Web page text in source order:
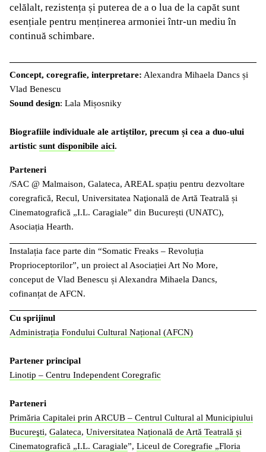
celălalt, rezistența și puterea de a o lua de la capăt sunt
esențiale pentru menținerea armoniei într-un mediu în
continuă schimbare.
Concept, coregrafie, interpretare: Alexandra Mihaela Dancs și
Vlad Benescu
Sound design: Lala Mișosniky
Biografiile individuale ale artiștilor, precum și cea a duo-ului
artistic sunt disponibile aici.
Parteneri
/SAC @ Malmaison, Galateca, AREAL spațiu pentru dezvoltare
coregrafică, Recul, Universitatea Naţională de Artă Teatrală și
Cinematografică „I.L. Caragiale” din București (UNATC),
Asociația Hearth.
Instalația face parte din “Somatic Freaks – Revoluția
Proprioceptorilor”, un proiect al Asociației Art No More,
conceput de Vlad Benescu și Alexandra Mihaela Dancs,
cofinanțat de AFCN.
Cu sprijinul
Administrația Fondului Cultural Național (AFCN)
Partener principal
Linotip – Centru Independent Coregrafic
Parteneri
Primăria Capitalei prin ARCUB – Centrul Cultural al Municipiului
Bucureşti, Galateca, Universitatea Națională de Artă Teatrală și
Cinematografică „I.L. Caragiale”, Liceul de Coregrafie „Floria